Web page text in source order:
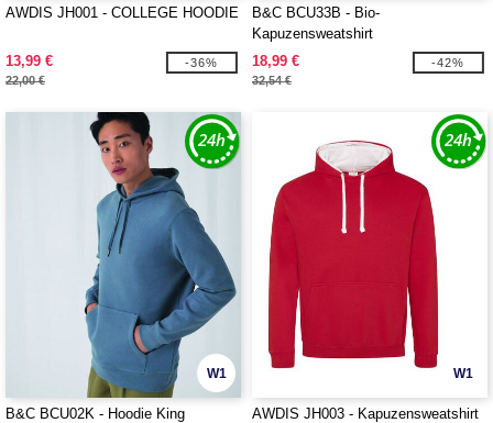
AWDIS JH001 - COLLEGE HOODIE
13,99 €
22,00 €
-36%
B&C BCU33B - Bio-
Kapuzensweatshirt
18,99 €
32,54 €
-42%
W1
B&C BCU02K - Hoodie King
W1
AWDIS JH003 - Kapuzensweatshirt